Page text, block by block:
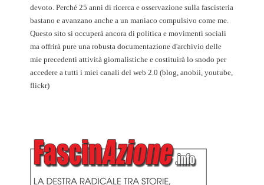
devoto. Perché 25 anni di ricerca e osservazione sulla fascisteria
bastano e avanzano anche a un maniaco compulsivo come me.
Questo sito si occuperà ancora di politica e movimenti sociali
ma offrirà pure una robusta documentazione d'archivio delle
mie precedenti attività giornalistiche e costituirà lo snodo per
accedere a tutti i miei canali del web 2.0 (blog, anobii, youtube,
flickr)